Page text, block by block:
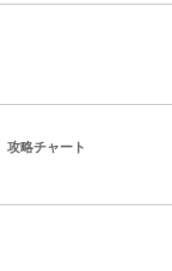
攻略チャート